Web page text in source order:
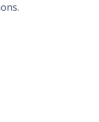
.